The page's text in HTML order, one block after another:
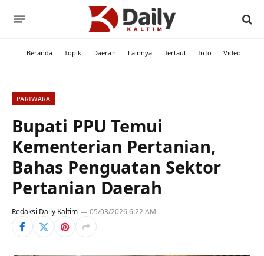
Beranda Topik Daerah Lainnya Tertaut Info Video
PARIWARA
Bupati PPU Temui
Kementerian Pertanian,
Bahas Penguatan Sektor
Pertanian Daerah
Redaksi Daily Kaltim 05/03/2026 6:22 AM